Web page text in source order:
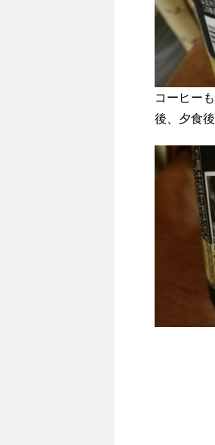
コーヒー
後、夕食